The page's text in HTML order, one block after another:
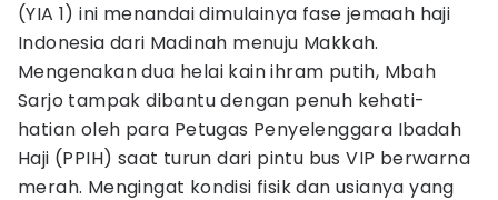
(YIA 1) ini menandai dimulainya fase jemaah haji
Indonesia dari Madinah menuju Makkah.
Mengenakan dua helai kain ihram putih, Mbah
Sarjo tampak dibantu dengan penuh kehati-
hatian oleh para Petugas Penyelenggara Ibadah
Haji (PPIH) saat turun dari pintu bus VIP berwarna
merah. Mengingat kondisi fisik dan usianya yang